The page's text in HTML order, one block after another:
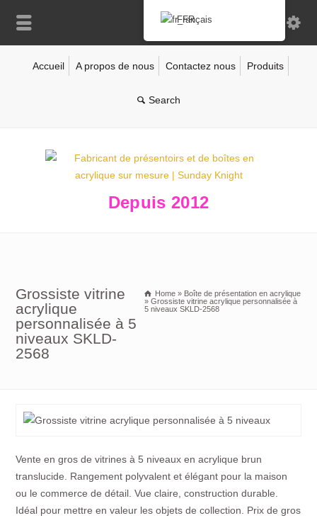
Accueil A propos de nous Contactez nous Produits
Depuis 2012
Grossiste vitrine
acrylique
personnalisée à 5
niveaux SKLD-
2568
Home » Boîte de présentation en acrylique
» Grossiste vitrine acrylique personnalisée à
5 niveaux SKLD-2568
Vente en gros de vitrines à 5 niveaux en acrylique brun
translucide. Rangement polyvalent et élégant pour la maison
ou le commerce de détail. Vue claire, construction durable.
Idéal pour mettre en valeur les objets de collection. Prix de gros
Français